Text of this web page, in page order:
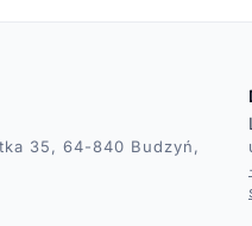
35, 64-840 Budzyń,